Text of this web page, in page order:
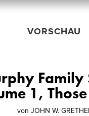
VORSCHAU
Family
1,
von JOHN W.